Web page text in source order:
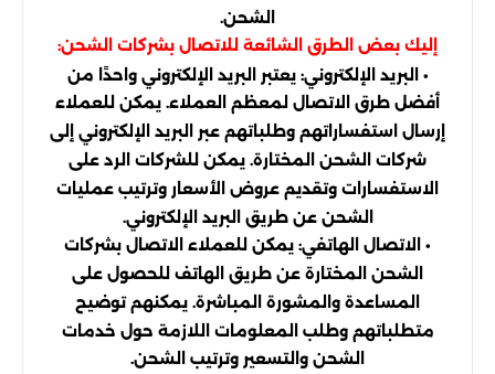
الشحن.
إليك بعض الطرق الشائعة للاتصال بشركات الشحن:
• البريد الإلكتروني: يعتبر البريد الإلكتروني واحدًا من
أفضل طرق الاتصال لمعظم العملاء. يمكن للعملاء
إرسال استفساراتهم وطلباتهم عبر البريد الإلكتروني إلى
شركات الشحن المختارة. يمكن للشركات الرد على
الاستفسارات وتقديم عروض الأسعار وترتيب عمليات
الشحن عن طريق البريد الإلكتروني.
• الاتصال الهاتفي: يمكن للعملاء الاتصال بشركات
الشحن المختارة عن طريق الهاتف للحصول على
المساعدة والمشورة المباشرة. يمكنهم توضيح
متطلباتهم وطلب المعلومات اللازمة حول خدمات
الشحن والتسعير وترتيب الشحن.